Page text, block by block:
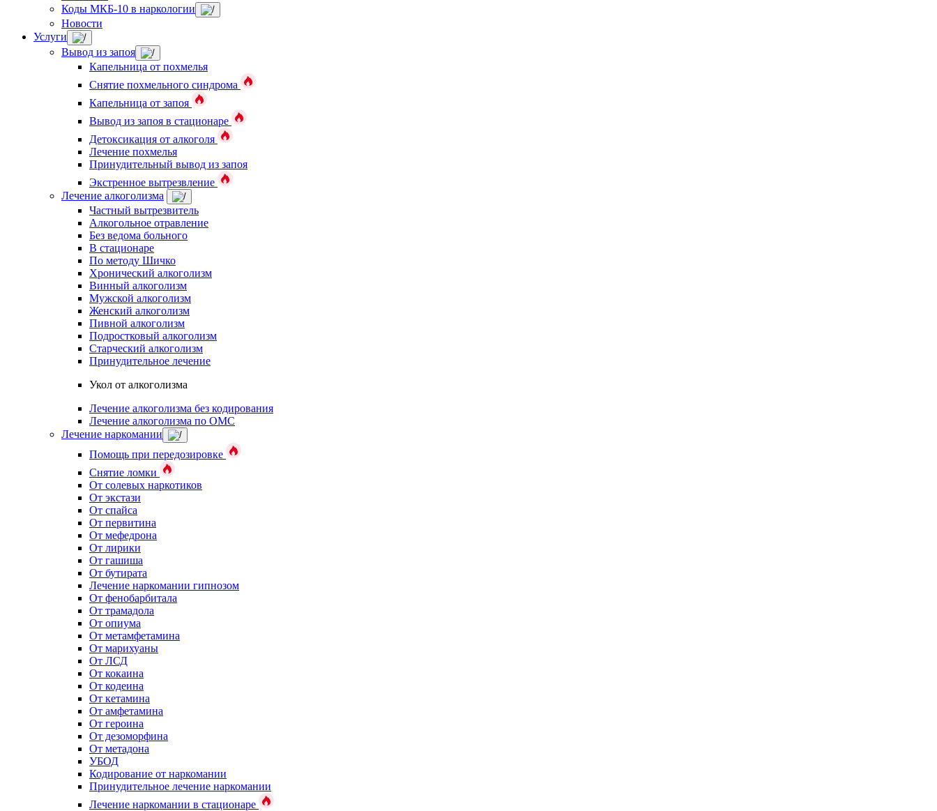
Коды МКБ-10 в наркологии
Новости
Услуги
Вывод из запоя
Капельница от похмелья
Снятие похмельного синдрома
Капельница от запоя
Вывод из запоя в стационаре
Детоксикация от алкоголя
Лечение похмелья
Принудительный вывод из запоя
Экстренное вытрезвление
Лечение алкоголизма
Частный вытрезвитель
Алкогольное отравление
Без ведома больного
В стационаре
По методу Шичко
Хронический алкоголизм
Винный алкоголизм
Мужской алкоголизм
Женский алкоголизм
Пивной алкоголизм
Подростковый алкоголизм
Старческий алкоголизм
Принудительное лечение
Укол от алкоголизма
Лечение алкоголизма без кодирования
Лечение алкоголизма по ОМС
Лечение наркомании
Помощь при передозировке
Снятие ломки
От солевых наркотиков
От экстази
От спайса
От первитина
От мефедрона
От лирики
От гашиша
От бутирата
Лечение наркомании гипнозом
От фенобарбитала
От трамадола
От опиума
От метамфетамина
От марихуаны
От ЛСД
От кокаина
От кодеина
От кетамина
От амфетамина
От героина
От дезоморфина
От метадона
УБОД
Кодирование от наркомании
Принудительное лечение наркомании
Лечение наркомании в стационаре